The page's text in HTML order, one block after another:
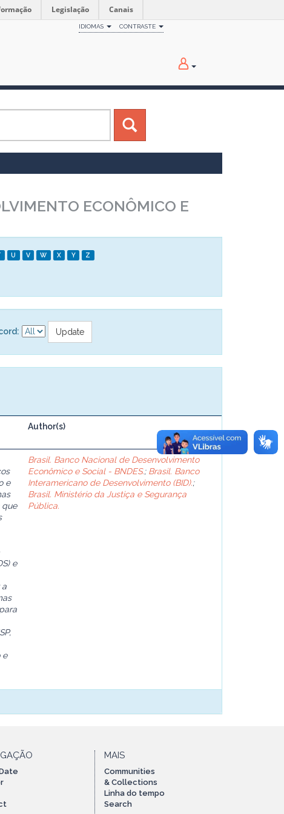
Legislação Canais
IDIOMAS CONTRASTE
ECONÔMICO E
U V W X Y Z
Author(s)
e
que
e
a
e
Brasil. Banco Nacional de Desenvolvimento
Econômico e Social - BNDES.; Brasil. Banco
Interamericano de Desenvolvimento (BID).;
Brasil. Ministério da Justiça e Segurança
Pública.
MAIS
Communities
& Collections
Linha do tempo
Search